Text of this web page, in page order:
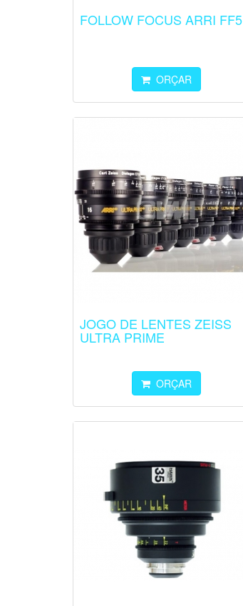
FOLLOW FOCUS ARRI FF5
ORÇAR
JOGO DE LENTES ZEISS
ULTRA PRIME
ORÇAR